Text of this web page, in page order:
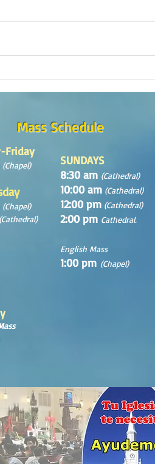
Domingo 2 de Agosto 2026
Mass Schedule
Friday
(Chapel)
(Chapel)
(Cathedral)
SUNDAYS
8:30 am (Cathedral)
10:00 am (Cathedral)
12:00 pm (Cathedral)
2:00 pm Cathedral.
English Mass
1:00 pm (Chapel)